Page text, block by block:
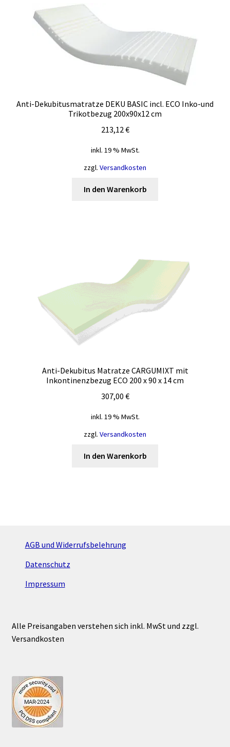
Anti-Dekubitusmatratze DEKU BASIC incl. ECO Inko-und
Trikotbezug 200x90x12 cm
213,12€
inkl. 19 % MwSt.
zzgl. Versandkosten
In den Warenkorb
Anti-Dekubitus Matratze CARGUMIXT mit
Inkontinenzbezug ECO 200 x 90 x 14 cm
307,00 €
inkl. 19 % MwSt.
zzgl. Versandkosten
In den Warenkorb
AGB und Widerrufsbelehrung
Datenschutz
Impressum
Alle Preisangaben verstehen sich inkl. MwSt und zzgl.
Versandkosten